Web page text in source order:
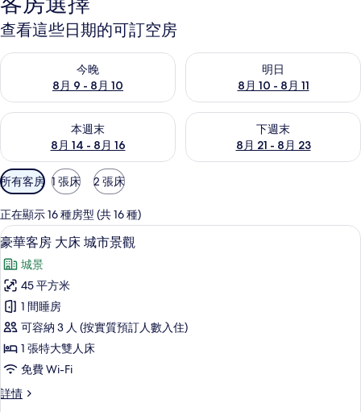
查看這些日期的可訂空房
今晚
8月 9 - 8月 10
查看今晚 8月 9 - 8月 10的可訂空房
明日
8月 10 - 8月 11
查看明日 8月 10 - 8月 11的可
本週末
8月 14 - 8月 16
查看本週末 8月 14 - 8月 16的可訂空房
下週末
8月 21 - 8月 23
查看下週末 8月 21 - 8月 23的
可
用
嘅
客
房
篩
選
條
件
所有客房 1 張床 2 張床
正在顯示 16 種房型 (共 16 種)
載
入
所
有
豪
華
客
房
大
5
豪華客房 大床 城市景觀
城景
45 平方米
1 間睡房
可容納 3 人 (按實質預訂人數入住)
1 張特大雙人床
免費 Wi-Fi
詳情
豪